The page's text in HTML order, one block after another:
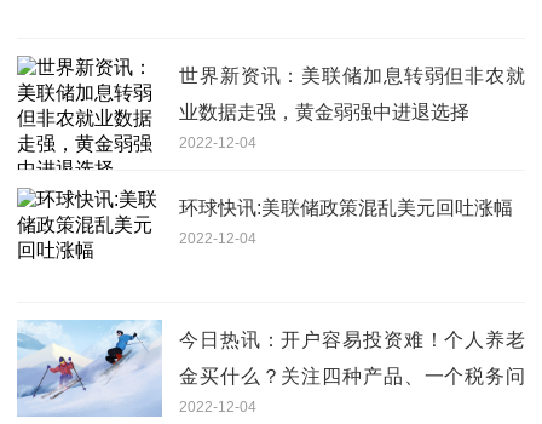
世界新资讯：美联储加息转弱但非农就
业数据走强，黄金弱强中进退选择
2022-12-04
环球快讯:美联储政策混乱美元回吐涨幅
2022-12-04
今日热讯：开户容易投资难！个人养老
金买什么？关注四种产品、一个税务问
题
2022-12-04